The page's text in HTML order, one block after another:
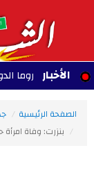
الأخبار
روما الدولي
الصفحة الرئيسية
بنزرت: وفاة